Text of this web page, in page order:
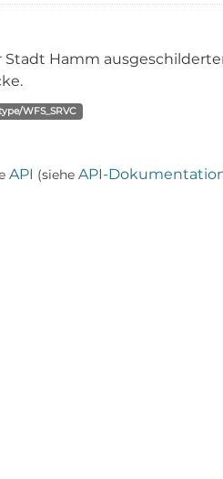
Hamm
WFS_SRVC
API (siehe API-